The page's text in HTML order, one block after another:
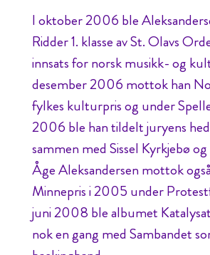
I oktober 2006 ble
Ridder 1. klasse av St. Olavs
innsats for norsk musikk- og
desember 2006 mottok han
fylkes kulturpris og under
2006 ble han tildelt juryens
sammen med Sissel Kyrkjebø
Åge Aleksandersen mottok
Minnepris i 2005 under
juni 2008 ble albumet
nok en gang med Sambandet